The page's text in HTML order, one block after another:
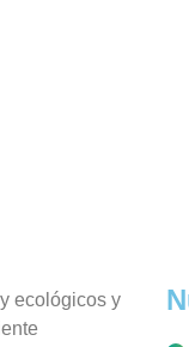
ecológicos y